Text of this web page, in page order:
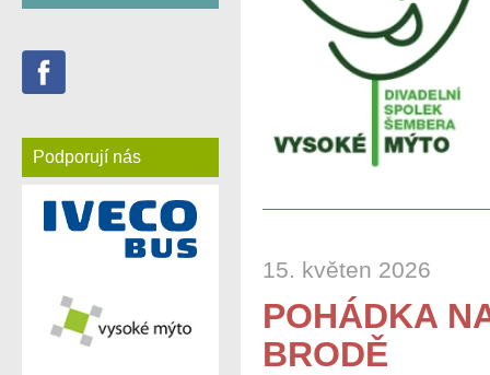
Podporují nás
15. květen 2026
POHÁDKA
BRODĚ